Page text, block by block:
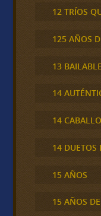
12 TRÍOS
125 AÑOS
13
14
14
14 DUETOS
15 AÑOS
15 AÑOS